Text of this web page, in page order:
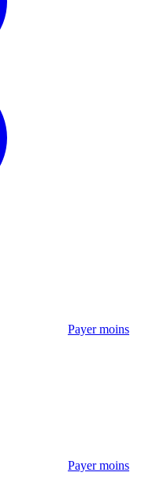
Payer moins
Payer moins